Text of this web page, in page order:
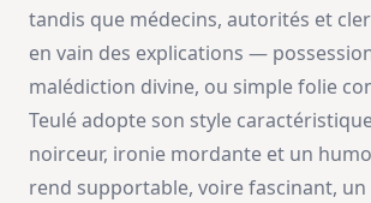
tandis que médecins, autorités et
en vain des explications —
malédiction divine, ou simple folie
Teulé adopte son style
noirceur, ironie mordante et un
rend supportable, voire fascinant,